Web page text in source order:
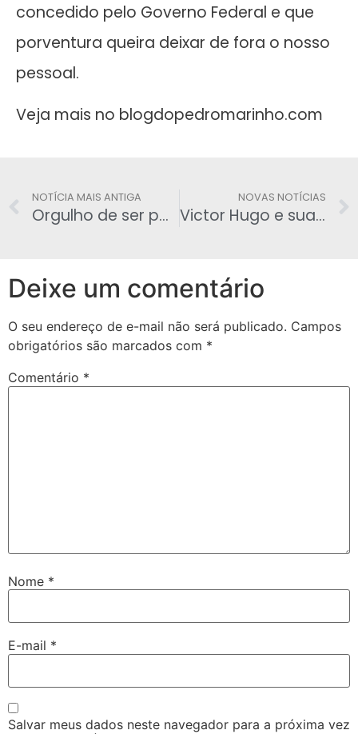
concedido pelo Governo Federal e que
porventura queira deixar de fora o nosso
pessoal.
Veja mais no blogdopedromarinho.com
NOTÍCIA MAIS ANTIGA
Orgulho de ser policial – uma breve reflexão, por Rogério Antonio Lopes
NOVAS NOTÍCIAS
Victor Hugo e sua trajetória no Sinpfetro
Deixe um comentário
O seu endereço de e-mail não será publicado. Campos
obrigatórios são marcados com *
Comentário *
Nome *
E-mail *
Salvar meus dados neste navegador para a próxima vez